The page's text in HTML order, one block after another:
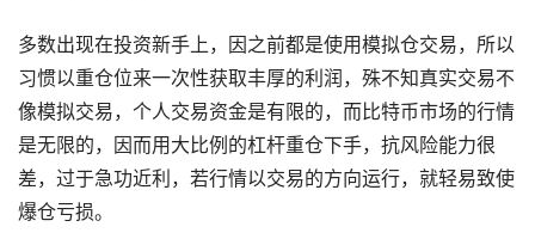
多数出现在投资新手上，因之前都是使用模拟仓交易，所以
习惯以重仓位来一次性获取丰厚的利润，殊不知真实交易不
像模拟交易，个人交易资金是有限的，而比特币市场的行情
是无限的，因而用大比例的杠杆重仓下手，抗风险能力很
差，过于急功近利，若行情以交易的方向运行，就轻易致使
爆仓亏损。